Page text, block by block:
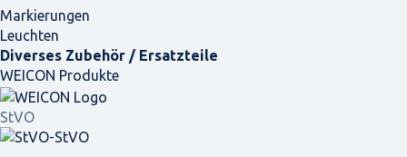
Markierungen
Leuchten
Diverses Zubehör / Ersatzteile
WEICON Produkte
StVO